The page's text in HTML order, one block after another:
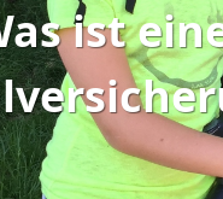
ist